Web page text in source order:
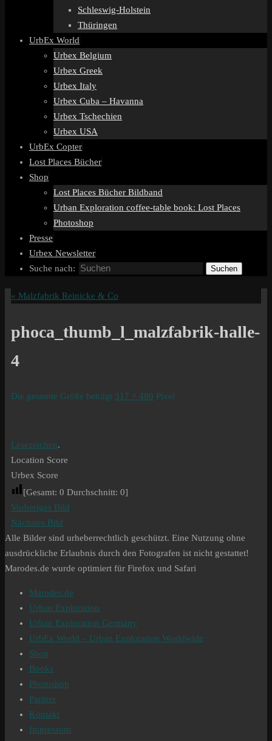
Schleswig-Holstein
Thüringen
UrbEx World
Urbex Belgium
Urbex Greek
Urbex Italy
Urbex Cuba – Havanna
Urbex Tschechien
Urbex USA
UrbEx Copter
Lost Places Bücher
Shop
Lost Places Bücher Bildband
Urban Exploration coffee-table book: Lost Places
Photoshop
Presse
Urbex Newsletter
Suche nach:
Suchen
« Malzfabrik Reinicke & Co
phoca_thumb_l_malzfabrik-halle-
4
Die gesamte Größe beträgt 317 × 480 Pixel
Lesezeichen.
Location Score
Urbex Score
[Gesamt: 0 Durchschnitt: 0]
Vorheriges Bild
Nächstes Bild
Alle Bilder sind urheberrechtlich geschützt. Eine Nutzung ohne
ausdrückliche Erlaubnis durch den Fotografen ist nicht gestattet!
Marodes.de wurde optimiert für Firefox und Safari
Marodes.de
Urban Exploration
Urban Exploration Germany
UrbEx World – Urban Exploration Worldwide
Shop
Books
Photoshop
Partner
Kontakt
Impressum